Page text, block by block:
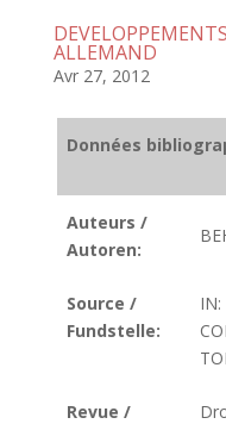
ALLEMAND
Avr 27, 2012
Données
Auteurs /
Autoren:
Source /
Fundstelle:
IN:
Revue /